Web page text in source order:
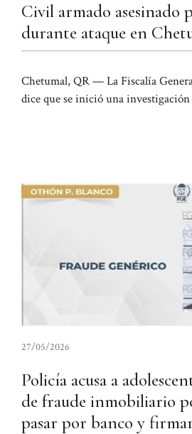
Civil armado asesinado
durante ataque en
Chetumal, QR — La Fiscalía
dice que se inició una investigación
27/05/2026
Policía acusa a
de fraude inmobiliario
pasar por banco y